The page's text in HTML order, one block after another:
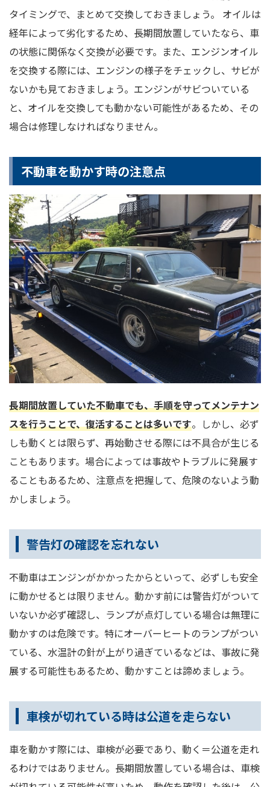
タイミングで、まとめて交換しておきましょう。 オイルは
経年によって劣化するため、長期間放置していたなら、車
の状態に関係なく交換が必要です。また、エンジンオイル
を交換する際には、エンジンの様子をチェックし、サビが
ないかも見ておきましょう。エンジンがサビついている
と、オイルを交換しても動かない可能性があるため、その
場合は修理しなければなりません。
不動車を動かす時の注意点
長期間放置していた不動車でも、手順を守ってメンテナン
スを行うことで、復活することは多いです。しかし、必ず
しも動くとは限らず、再始動させる際には不具合が生じる
こともあります。場合によっては事故やトラブルに発展す
ることもあるため、注意点を把握して、危険のないよう動
かしましょう。
警告灯の確認を忘れない
不動車はエンジンがかかったからといって、必ずしも安全
に動かせるとは限りません。動かす前には警告灯がついて
いないか必ず確認し、ランプが点灯している場合は無理に
動かすのは危険です。特にオーバーヒートのランプがつい
ている、水温計の針が上がり過ぎているなどは、事故に発
展する可能性もあるため、動かすことは諦めましょう。
車検が切れている時は公道を走らない
車を動かす際には、車検が必要であり、動く＝公道を走れ
るわけではありません。長期間放置している場合は、車検